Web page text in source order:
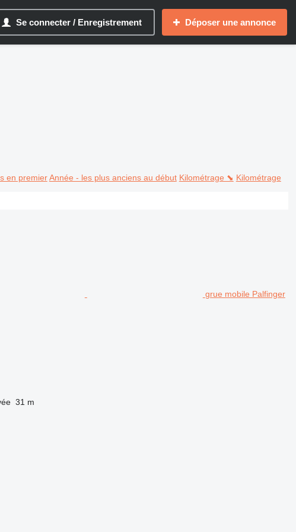
Se connecter / Enregistrement Déposer une annonce
en premier Année - les plus anciens au début Kilométrage ⬊ Kilométrage
grue mobile Palfinger
31 m